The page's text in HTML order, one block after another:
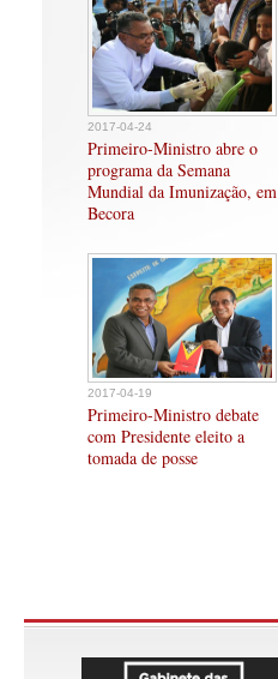
2017-04-24
Primeiro-Ministro abre o
programa da Semana
Mundial da Imunização, em
Becora
2017-04-19
Primeiro-Ministro debate
com Presidente eleito a
tomada de posse